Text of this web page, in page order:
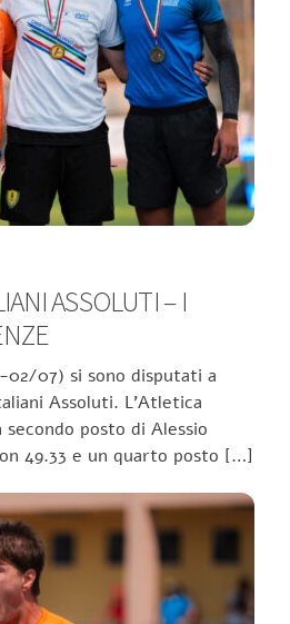
ASSOLUTI – I
02/07) si sono disputati a
Assoluti. L’Atletica
posto di Alessio
49.33 e un quarto posto […]